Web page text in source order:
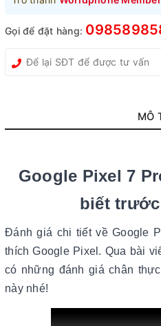
Gọi để đặt hàng:
MÔ
Google Pixel 7
biết
Đánh giá chi tiết về Google
thích Google Pixel. Qua bài
có những đánh giá chân
này nhé!